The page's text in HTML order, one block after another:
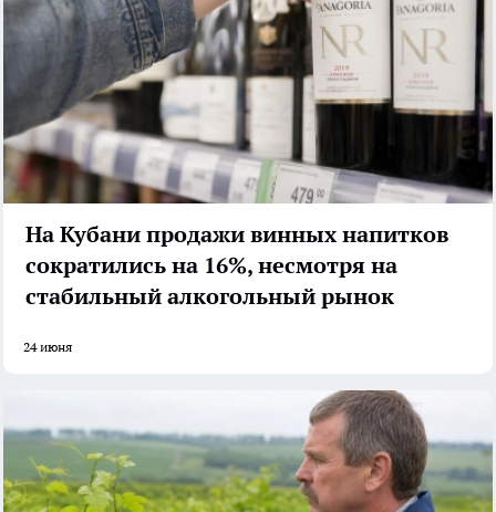
На Кубани продажи винных напитков
сократились на 16%, несмотря на
стабильный алкогольный рынок
24 июня